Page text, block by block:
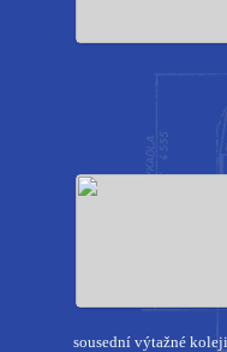
sousední výtažné